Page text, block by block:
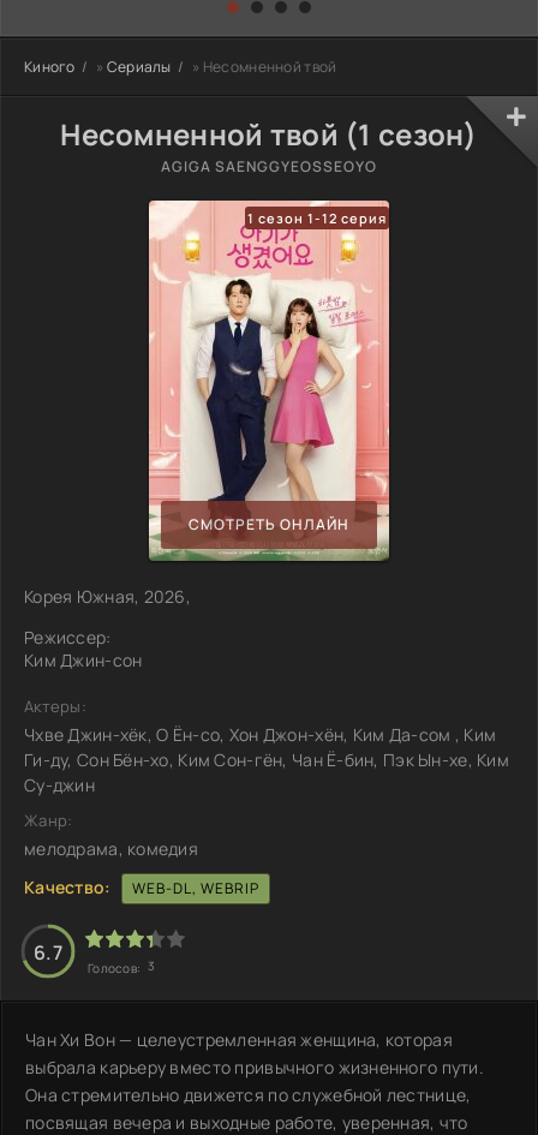
Киного » Сериалы » Несомненной твой
Несомненной твой (1 сезон)
AGIGA SAENGGYEOSSEOYO
1 сезон 1-12 серия
СМОТРЕТЬ ОНЛАЙН
Корея Южная, 2026,
Режиссер:
Ким Джин-сон
Актеры:
Чхве Джин-хёк, О Ён-со, Хон Джон-хён, Ким Да-сом , Ким
Ги-ду, Сон Бён-хо, Ким Сон-гён, Чан Ё-бин, Пэк Ын-хе, Ким
Су-джин
Жанр:
мелодрама, комедия
Качество:
WEB-DL, WEBRIP
6.7
Голосов: 3
Чан Хи Вон — целеустремленная женщина, которая
выбрала карьеру вместо привычного жизненного пути.
Она стремительно движется по служебной лестнице,
посвящая вечера и выходные работе, уверенная, что